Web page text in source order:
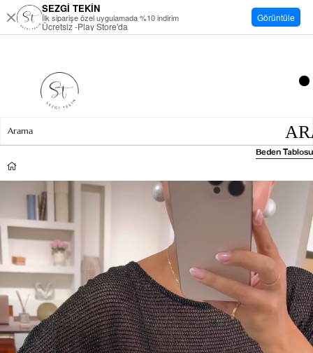
Beden Tablosu
SEZGİ TEKİN
İlk siparişe özel uygulamada %10 indirim
Ücretsiz -Play Store'da
Görüntüle